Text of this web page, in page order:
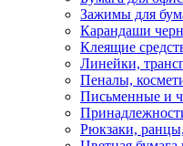
Зажимы для
Карандаши
Клеящие
Линейки,
Пеналы,
Письменные и
Рюкзаки,